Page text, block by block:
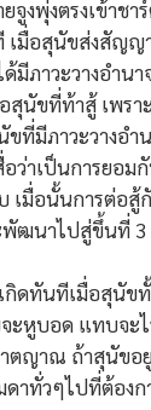
จูงพุ่งตรงเข้าช
เมื่อสุนัขส่งสัญญ
มีภาวะวางอำน
นัขที่ท้าสู้ เพรา
ที่มีภาวะวางอำ
ว่าเป็นการยอม
เมื่อนั้นการต่อสู้
พัฒนาไปสู่ขึ้นที่ 3
กิดทันทีเมื่อสุนัข
หูบอด แทบจะไ
ตญาณ ถ้าสุนัขอ
าทั่วๆไปที่ต้องก